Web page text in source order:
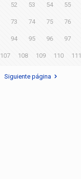
52 53 54 55
73 74 75 76
94 95 96 97
107 108 109 110 111
Siguiente página